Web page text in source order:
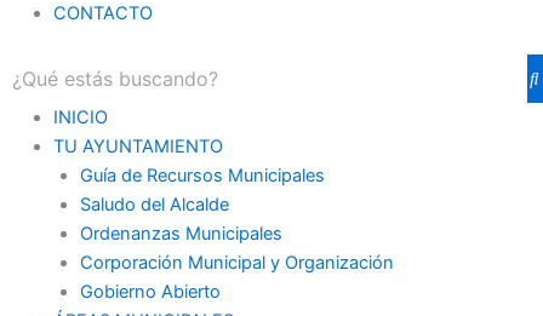
CONTACTO
INICIO
TU AYUNTAMIENTO
Guía de Recursos Municipales
Saludo del Alcalde
Ordenanzas Municipales
Corporación Municipal y Organización
Gobierno Abierto